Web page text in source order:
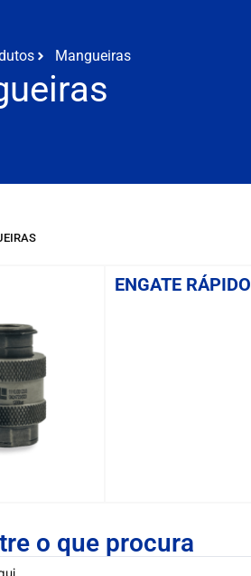
Mangueiras
ENGATE RÁPIDO
o que procura